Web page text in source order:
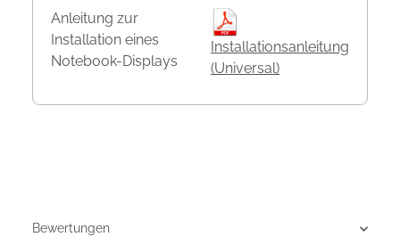
Anleitung zur
Installation eines
Notebook-Displays
Installationsanleitung
(Universal)
Bewertungen